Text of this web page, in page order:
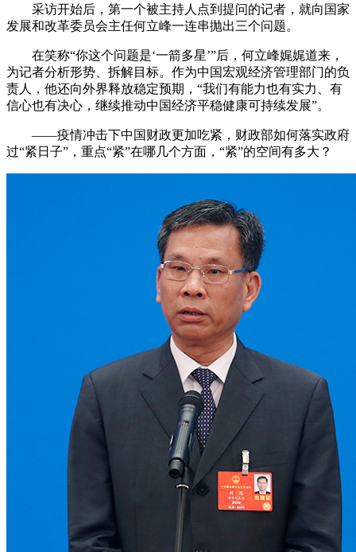
采访开始后，第一个被主持人点到提问的记者，就向国家
发展和改革委员会主任何立峰一连串抛出三个问题。
在笑称“你这个问题是‘一箭多星’”后，何立峰娓娓道来，
为记者分析形势、拆解目标。作为中国宏观经济管理部门的负
责人，他还向外界释放稳定预期，“我们有能力也有实力、有
信心也有决心，继续推动中国经济平稳健康可持续发展”。
——疫情冲击下中国财政更加吃紧，财政部如何落实政府
过“紧日子”，重点“紧”在哪几个方面，“紧”的空间有多大？